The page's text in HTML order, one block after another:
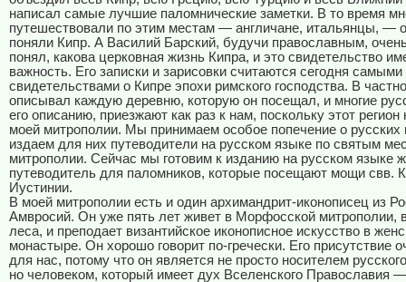
написал самые лучшие паломнические заметки. В то время
путешествовали по этим местам — англичане, итальянцы, —
поняли Кипр. А Василий Барский, будучи православным,
понял, какова церковная жизнь Кипра, и это свидетельство
важность. Его записки и зарисовки считаются сегодня
свидетельствами о Кипре эпохи римского господства. В
описывал каждую деревню, которую он посещал, и многие
его описанию, приезжают как раз к нам, поскольку этот регион
моей митрополии. Мы принимаем особое попечение о русских
издаем для них путеводители на русском языке по святым
митрополии. Сейчас мы готовим к изданию на русском языке
путеводитель для паломников, которые посещают мощи свв.
Иустинии.
В моей митрополии есть и один архимандрит-иконописец из
Амвросий. Он уже пять лет живет в Морфосской митрополии,
леса, и преподает византийское иконописное искусство в
монастыре. Он хорошо говорит по-гречески. Его присутствие
для нас, потому что он является не просто носителем
но человеком, который имеет дух Вселенского Православия —